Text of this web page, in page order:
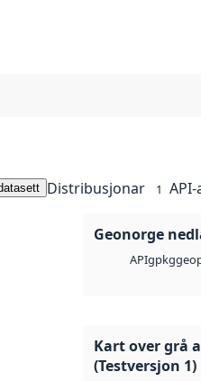
Distribusjonar 1
Geonorge
APIgpkg
Kart over grå
(Testversjon 1)